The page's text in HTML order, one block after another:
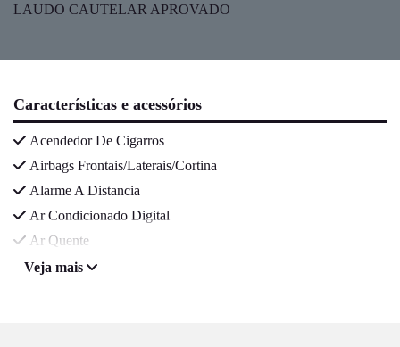
LAUDO CAUTELAR APROVADO
Características e acessórios
Acendedor De Cigarros
Airbags Frontais/Laterais/Cortina
Alarme A Distancia
Ar Condicionado Digital
Ar Quente
Veja mais